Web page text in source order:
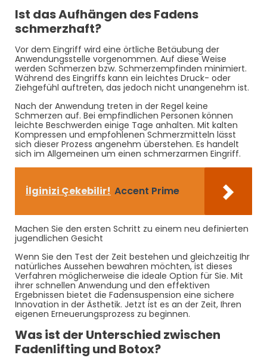
Ist das Aufhängen des Fadens
schmerzhaft?
Vor dem Eingriff wird eine örtliche Betäubung der
Anwendungsstelle vorgenommen. Auf diese Weise
werden Schmerzen bzw. Schmerzempfinden minimiert.
Während des Eingriffs kann ein leichtes Druck- oder
Ziehgefühl auftreten, das jedoch nicht unangenehm ist.
Nach der Anwendung treten in der Regel keine
Schmerzen auf. Bei empfindlichen Personen können
leichte Beschwerden einige Tage anhalten. Mit kalten
Kompressen und empfohlenen Schmerzmitteln lässt
sich dieser Prozess angenehm überstehen. Es handelt
sich im Allgemeinen um einen schmerzarmen Eingriff.
İlginizi Çekebilir! Accent Prime
Machen Sie den ersten Schritt zu einem neu definierten
jugendlichen Gesicht
Wenn Sie den Test der Zeit bestehen und gleichzeitig Ihr
natürliches Aussehen bewahren möchten, ist dieses
Verfahren möglicherweise die ideale Option für Sie. Mit
ihrer schnellen Anwendung und den effektiven
Ergebnissen bietet die Fadensuspension eine sichere
Innovation in der Ästhetik. Jetzt ist es an der Zeit, Ihren
eigenen Erneuerungsprozess zu beginnen.
Was ist der Unterschied zwischen
Fadenlifting und Botox?